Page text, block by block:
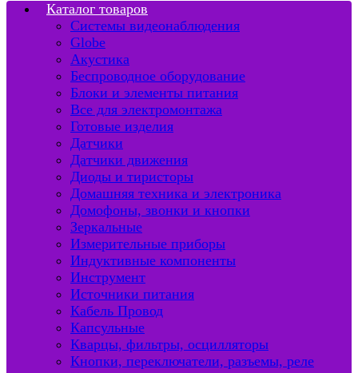
Каталог товаров
Системы видеонаблюдения
Globe
Акустика
Беспроводное оборудование
Блоки и элементы питания
Все для электромонтажа
Готовые изделия
Датчики
Датчики движения
Диоды и тиристоры
Домашняя техника и электроника
Домофоны, звонки и кнопки
Зеркальные
Измерительные приборы
Индуктивные компоненты
Инструмент
Источники питания
Кабель Провод
Капсульные
Кварцы, фильтры, осцилляторы
Кнопки, переключатели, разъемы, реле